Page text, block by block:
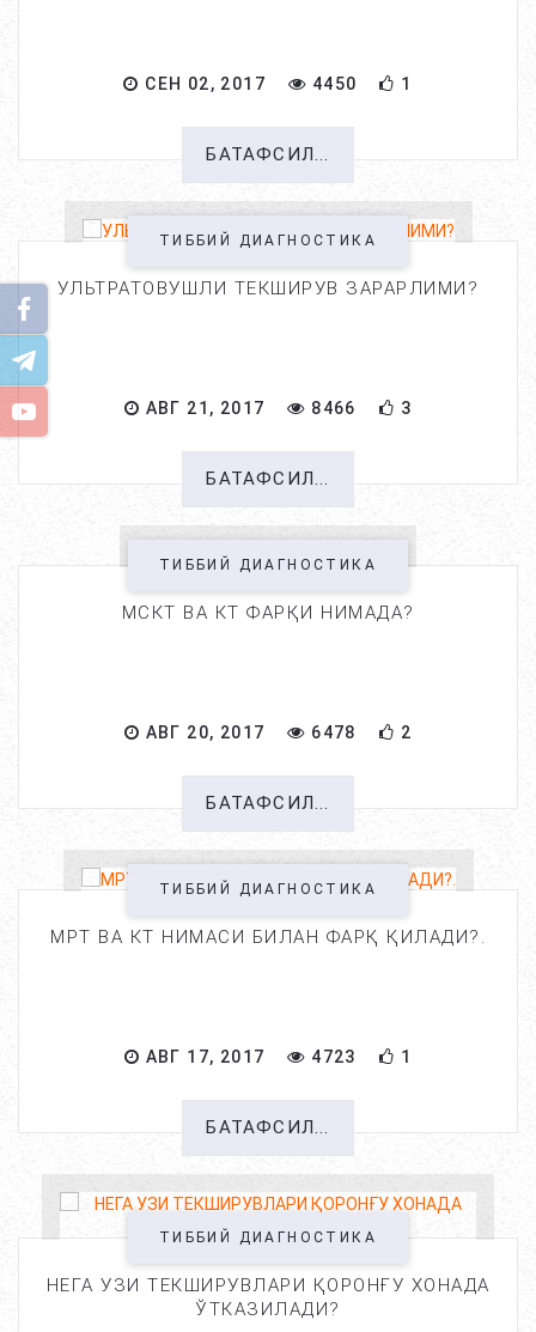
СЕН 02, 2017 4450 1
БАТАФСИЛ...
ТИББИЙ ДИАГНОСТИКА
УЛЬТРАТОВУШЛИ ТЕКШИРУВ ЗАРАРЛИМИ?
АВГ 21, 2017 8466 3
БАТАФСИЛ...
ТИББИЙ ДИАГНОСТИКА
МСКТ ВА КТ ФАРҚИ НИМАДА?
АВГ 20, 2017 6478 2
БАТАФСИЛ...
ТИББИЙ ДИАГНОСТИКА
МРТ ВА КТ НИМАСИ БИЛАН ФАРҚ ҚИЛАДИ?.
АВГ 17, 2017 4723 1
БАТАФСИЛ...
ТИББИЙ ДИАГНОСТИКА
НЕГА УЗИ ТЕКШИРУВЛАРИ ҚОРОНҒУ ХОНАДА
ЎТКАЗИЛАДИ?